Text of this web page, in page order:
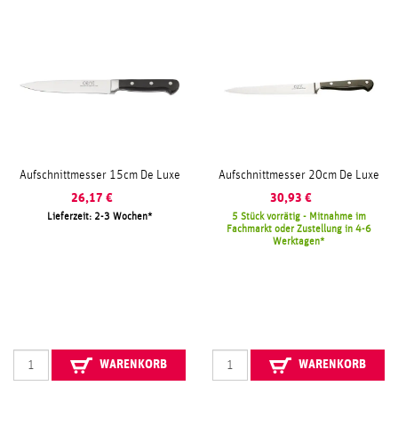
Aufschnittmesser 15cm De Luxe
26,17 €
Lieferzeit: 2-3 Wochen
WARENKORB
Aufschnittmesser 20cm De Luxe
30,93 €
5 Stück vorrätig - Mitnahme im
Fachmarkt oder Zustellung in 4-6
Werktagen
WARENKORB